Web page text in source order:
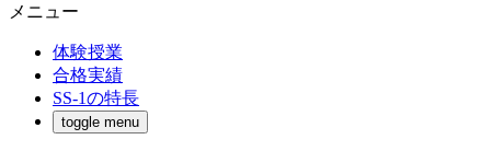
メニュー
体験授業
合格実績
SS-1の特長
toggle menu